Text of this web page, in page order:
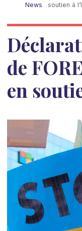
News
soutien à
de
en